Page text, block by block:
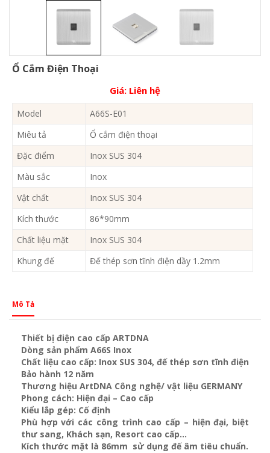
Ổ Cắm Điện Thoại
Giá: Liên hệ
Model
A66S-E01
Miêu tả
Ổ cắm điện thoại
Đặc điểm
Inox SUS 304
Màu sắc
Inox
Vật chất
Inox SUS 304
Kích thước
86*90mm
Chất liệu mặt
Inox SUS 304
Khung đế
Đế thép sơn tĩnh điện dầy 1.2mm
Mô Tả
Thiết bị điện cao cấp ARTDNA
Dòng sản phẩm A66S Inox
Chất liệu cao cấp: Inox SUS 304, đế thép sơn tĩnh điện
Bảo hành 12 năm
Thương hiệu ArtDNA Công nghệ/ vật liệu GERMANY
Phong cách: Hiện đại – Cao cấp
Kiểu lắp gép: Cố định
Phù hợp với các công trình cao cấp – hiện đại, biệt
thư sang, Khách sạn, Resort cao cấp…
Kích thước mặt là 86mm sử dụng đế âm tiêu chuẩn.